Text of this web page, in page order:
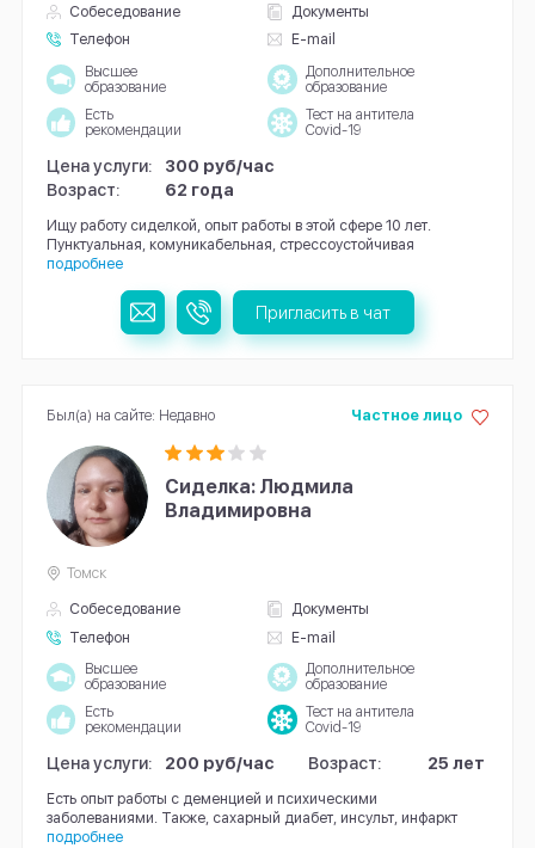
Собеседование
Документы
Телефон
E-mail
Высшее
образование
Дополнительное
образование
Есть
рекомендации
Тест на антитела
Covid-19
Цена услуги:
300 руб/час
Возраст:
62 года
Ищу работу сиделкой, опыт работы в этой сфере 10 лет.
Пунктуальная, комуникабельная, стрессоустойчивая
подробнее
Пригласить в чат
Сиделка: Людмила
Владимировна
Собеседование
Документы
Телефон
E-mail
Частное лицо
Томск
Высшее
образование
Дополнительное
образование
Есть
рекомендации
Тест на антитела
Covid-19
Цена услуги: 200 руб/час Возраст: 25 лет
Есть опыт работы с деменцией и психическими
заболеваниями. Также, сахарный диабет, инсульт, инфаркт
подробнее
Был(а) на сайте: Недавно